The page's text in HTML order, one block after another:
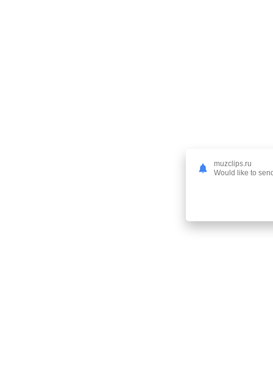
muzclips.ru
Would like to